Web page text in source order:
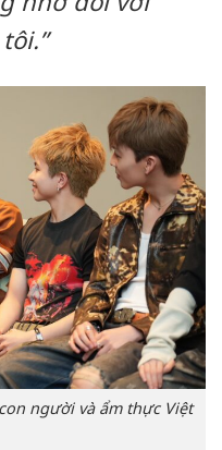
người và ẩm thực Việt